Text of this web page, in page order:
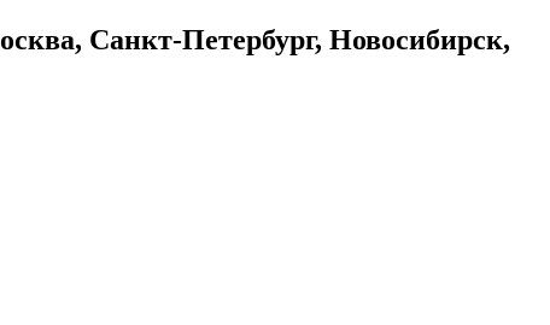
Санкт-Петербург, Новосибирск,